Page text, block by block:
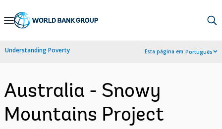
Skip
Navigation
Understanding Poverty Esta página em:Português
Australia - Snowy
Mountains Project